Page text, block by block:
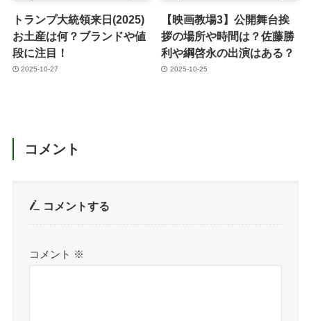
トランプ大統領来日(2025)
お土産は何？ブランドや値
段に注目！
2025-10-27
【映画教場3】公開舞台挨
拶の場所や時間は？佐藤勝
利や綱啓永の出演はある？
2025-10-25
コメント
コメントする
コメント ※